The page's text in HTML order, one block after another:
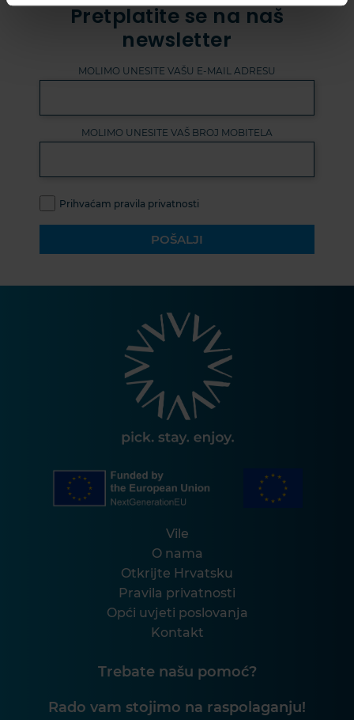
Pretplatite se na naš
newsletter
MOLIMO UNESITE VAŠU E-MAIL ADRESU
MOLIMO UNESITE VAŠ BROJ MOBITELA
Prihvaćam pravila privatnosti
POŠALJI
Vile
O nama
Otkrijte Hrvatsku
Pravila privatnosti
Opći uvjeti poslovanja
Kontakt
Trebate našu pomoć?
Rado vam stojimo na raspolaganju!